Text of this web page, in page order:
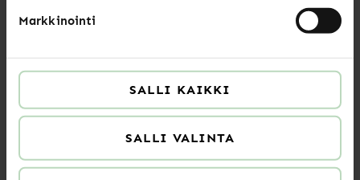
Markkinointi
SALLI KAIKKI
SALLI VALINTA
HR-ammattilaiset ylpeitä työstään,